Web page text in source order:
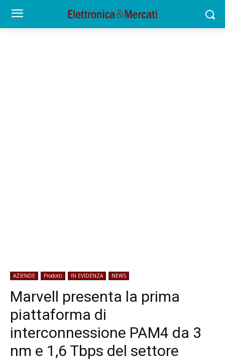
AZIENDE Prodotti IN EVIDENZA NEWS
Marvell presenta la prima
piattaforma di
interconnessione PAM4 da 3
nm e 1,6 Tbps del settore